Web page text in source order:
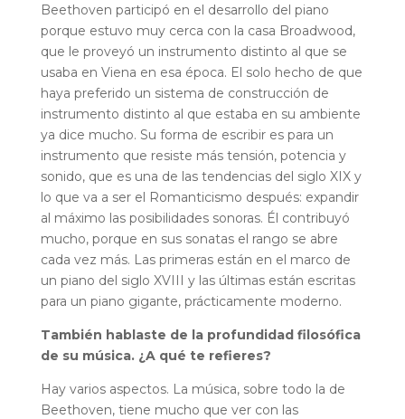
Beethoven participó en el desarrollo del piano
porque estuvo muy cerca con la casa Broadwood,
que le proveyó un instrumento distinto al que se
usaba en Viena en esa época. El solo hecho de que
haya preferido un sistema de construcción de
instrumento distinto al que estaba en su ambiente
ya dice mucho. Su forma de escribir es para un
instrumento que resiste más tensión, potencia y
sonido, que es una de las tendencias del siglo XIX y
lo que va a ser el Romanticismo después: expandir
al máximo las posibilidades sonoras. Él contribuyó
mucho, porque en sus sonatas el rango se abre
cada vez más. Las primeras están en el marco de
un piano del siglo XVIII y las últimas están escritas
para un piano gigante, prácticamente moderno.
También hablaste de la profundidad filosófica
de su música. ¿A qué te refieres?
Hay varios aspectos. La música, sobre todo la de
Beethoven, tiene mucho que ver con las